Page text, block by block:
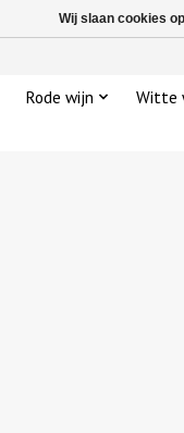
Rode wijn Witte
Wij slaan cookies